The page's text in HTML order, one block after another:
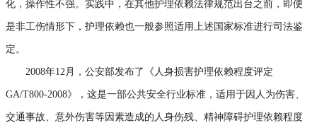
化，操作性不强。实践中，在其他护理依赖法律规范出台之前，即便
是非工伤情形下，护理依赖也一般参照适用上述国家标准进行司法鉴
定。
2008年12月，公安部发布了《人身损害护理依赖程度评定
GA/T800-2008》，这是一部公共安全行业标准，适用于因人为伤害、
交通事故、意外伤害等因素造成的人身伤残、精神障碍护理依赖程度